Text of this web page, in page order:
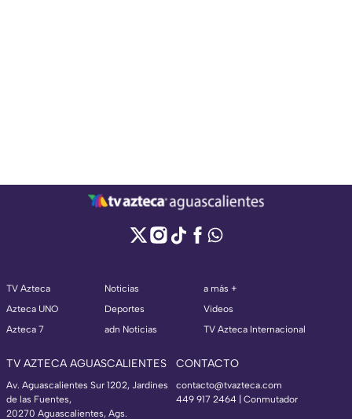
TV Azteca
Azteca UNO
Azteca 7
Noticias
Deportes
adn Noticias
a más +
Videos
TV Azteca Internacional
TV AZTECA AGUASCALIENTES
Av. Aguascalientes Sur 1202, Jardines
de las Fuentes,
20270 Aguascalientes, Ags.
CONTACTO
contacto@tvazteca.com
449 917 2464 | Conmutador